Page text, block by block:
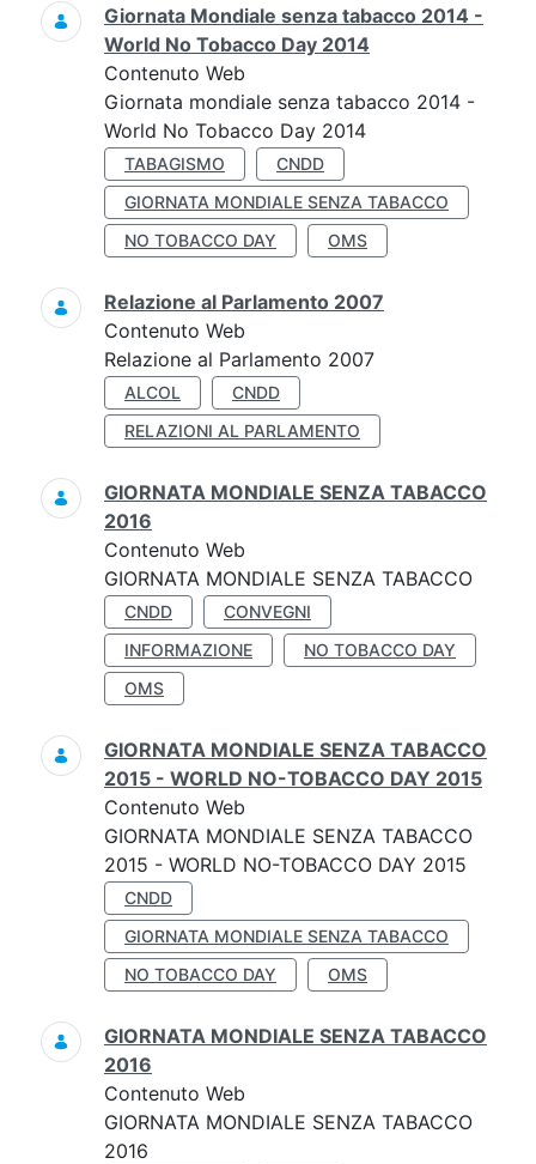
Giornata Mondiale senza tabacco 2014 -
World No Tobacco Day 2014
Contenuto Web
Giornata mondiale senza tabacco 2014 -
World No Tobacco Day 2014
TABAGISMO
CNDD
GIORNATA MONDIALE SENZA TABACCO
NO TOBACCO DAY
OMS
Relazione al Parlamento 2007
Contenuto Web
Relazione al Parlamento 2007
ALCOL
CNDD
RELAZIONI AL PARLAMENTO
GIORNATA MONDIALE SENZA TABACCO
2016
Contenuto Web
GIORNATA MONDIALE SENZA TABACCO
CNDD
CONVEGNI
INFORMAZIONE
NO TOBACCO DAY
OMS
GIORNATA MONDIALE SENZA TABACCO
2015 - WORLD NO-TOBACCO DAY 2015
Contenuto Web
GIORNATA MONDIALE SENZA TABACCO
2015 - WORLD NO-TOBACCO DAY 2015
CNDD
GIORNATA MONDIALE SENZA TABACCO
NO TOBACCO DAY
OMS
GIORNATA MONDIALE SENZA TABACCO
2016
Contenuto Web
GIORNATA MONDIALE SENZA TABACCO
2016